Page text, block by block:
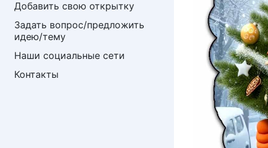
Добавить свою открытку
Задать вопрос/предложить
идею/тему
Наши социальные сети
Контакты